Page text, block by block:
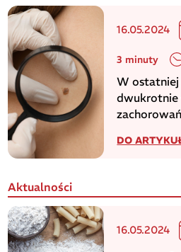
16.05.2024
3 minuty
W ostatniej
dwukrotnie
DO
Aktualności
16.05.2024